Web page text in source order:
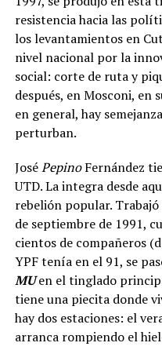
resistencia hacia las
los levantamientos en
nivel nacional por la
social: corte de ruta y
después, en Mosconi, en
en general, hay
perturban.
JoséPepinoFernández
UTD. La integra desde
rebelión popular. Trabajó
de septiembre de 1991,
cientos de compañeros
YPF tenía en el 91, se
MUen el tinglado
tiene una piecita donde
hay dos estaciones: el
arranca rompiendo el